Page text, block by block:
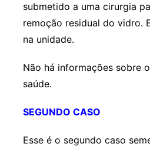
submetido a uma cirurgia
remoção residual do vidro.
na unidade.
Não há informações sobre
saúde.
SEGUNDO CASO
Esse é o segundo caso